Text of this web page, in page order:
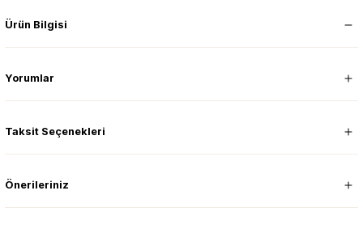
Ürün Bilgisi
Yorumlar
Taksit Seçenekleri
Önerileriniz